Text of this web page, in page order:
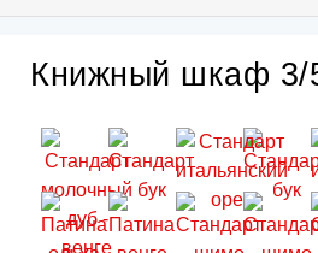
Книжный шкаф 3/